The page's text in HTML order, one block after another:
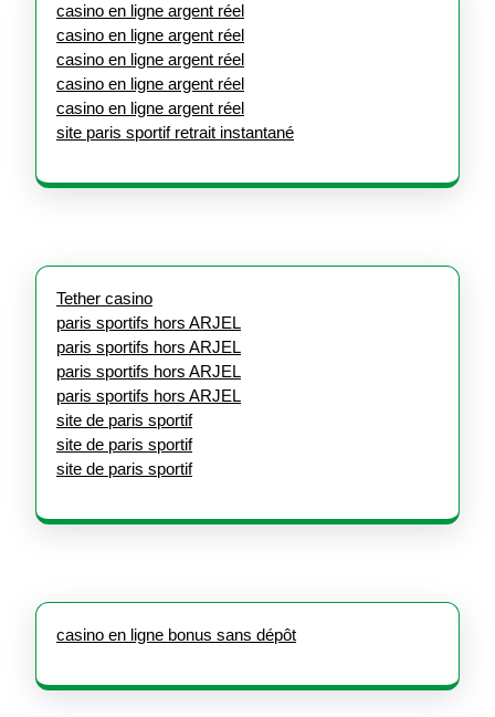
casino en ligne argent réel
casino en ligne argent réel
casino en ligne argent réel
casino en ligne argent réel
casino en ligne argent réel
site paris sportif retrait instantané
Tether casino
paris sportifs hors ARJEL
paris sportifs hors ARJEL
paris sportifs hors ARJEL
paris sportifs hors ARJEL
site de paris sportif
site de paris sportif
site de paris sportif
casino en ligne bonus sans dépôt